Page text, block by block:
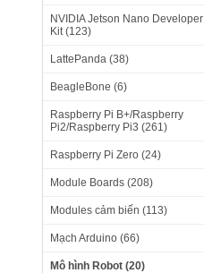
NVIDIA Jetson Nano Developer
Kit (123)
LattePanda (38)
BeagleBone (6)
Raspberry Pi B+/Raspberry
Pi2/Raspberry Pi3 (261)
Raspberry Pi Zero (24)
Module Boards (208)
Modules cảm biến (113)
Mạch Arduino (66)
Mô hình Robot (20)